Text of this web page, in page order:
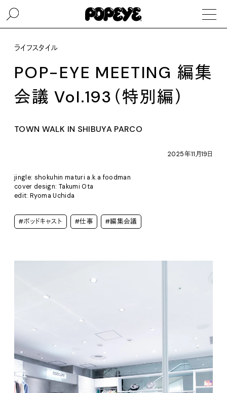
ライフスタイル
POP-EYE MEETING 編集
会議 Vol.193（特別編）
TOWN WALK IN SHIBUYA PARCO
2025年11月19日
jingle: shokuhin maturi a.k.a foodman
cover design: Takumi Ota
edit: Ryoma Uchida
#ポッドキャスト #仕事 #編集会議